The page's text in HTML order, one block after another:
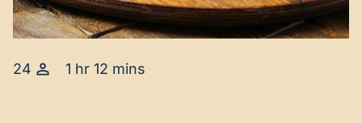
24 1 hr 12 mins